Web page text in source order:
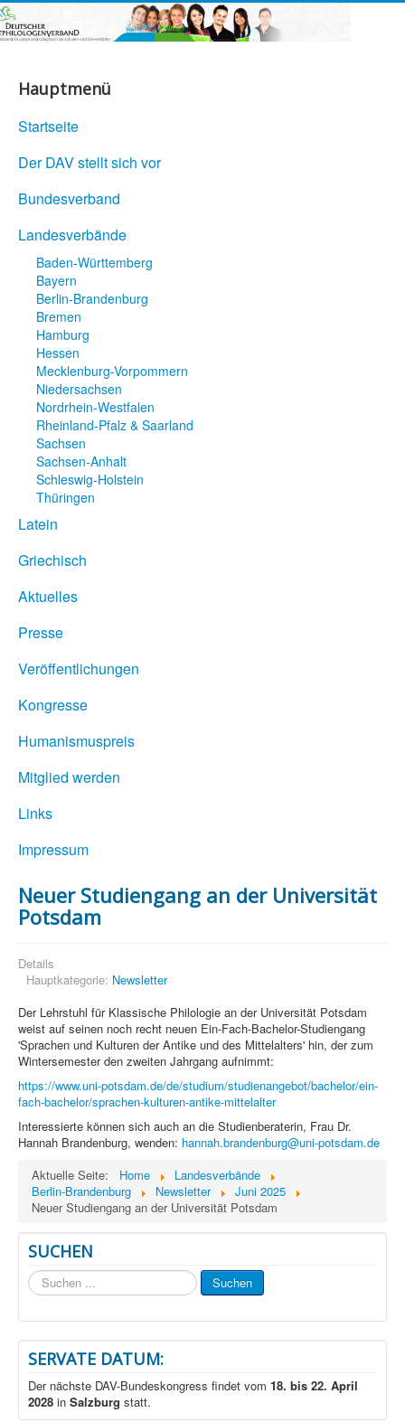
Hauptmenü
Startseite
Der DAV stellt sich vor
Bundesverband
Landesverbände
Baden-Württemberg
Bayern
Berlin-Brandenburg
Bremen
Hamburg
Hessen
Mecklenburg-Vorpommern
Niedersachsen
Nordrhein-Westfalen
Rheinland-Pfalz & Saarland
Sachsen
Sachsen-Anhalt
Schleswig-Holstein
Thüringen
Latein
Griechisch
Aktuelles
Presse
Veröffentlichungen
Kongresse
Humanismuspreis
Mitglied werden
Links
Impressum
Neuer Studiengang an der Universität
Potsdam
Details
Hauptkategorie: Newsletter
Der Lehrstuhl für Klassische Philologie an der Universität Potsdam
weist auf seinen noch recht neuen Ein-Fach-Bachelor-Studiengang
'Sprachen und Kulturen der Antike und des Mittelalters' hin, der zum
Wintersemester den zweiten Jahrgang aufnimmt:
https://www.uni-potsdam.de/de/studium/studienangebot/bachelor/ein-
fach-bachelor/sprachen-kulturen-antike-mittelalter
Interessierte können sich auch an die Studienberaterin, Frau Dr.
Hannah Brandenburg, wenden: hannah.brandenburg@uni-potsdam.de
Aktuelle Seite:
Home
Landesverbände
Berlin-Brandenburg
Newsletter
Juni 2025
Neuer Studiengang an der Universität Potsdam
SUCHEN
Suchen
...
Suchen
SERVATE DATUM:
Der nächste DAV-Bundeskongress findet vom 18. bis 22. April
2028 in Salzburg statt.